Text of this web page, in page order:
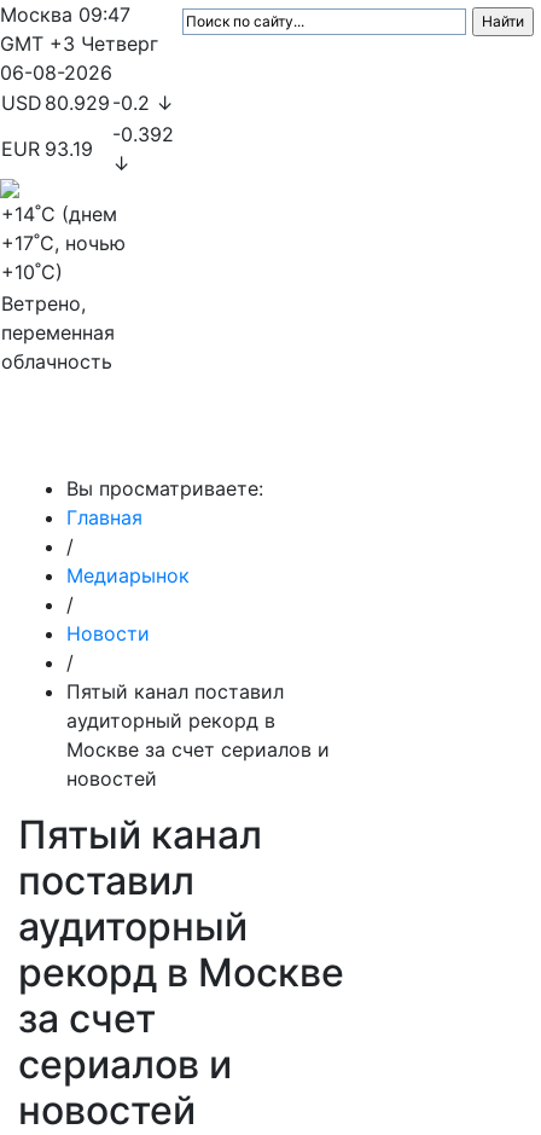
Москва 09:47
GMT +3 Четверг
06-08-2026
USD 80.929 -0.2 ↓
EUR 93.19
-0.392
↓
+14˚C (днем
+17˚C, ночью
+10˚C)
Ветрено,
переменная
облачность
Вы просматриваете:
Главная
/
Медиарынок
/
Новости
/
Пятый канал поставил
аудиторный рекорд в
Москве за счет сериалов и
новостей
Пятый канал
поставил
аудиторный
рекорд в Москве
за счет
сериалов и
новостей